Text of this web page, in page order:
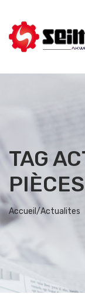
TAG
Accueil/Actualites